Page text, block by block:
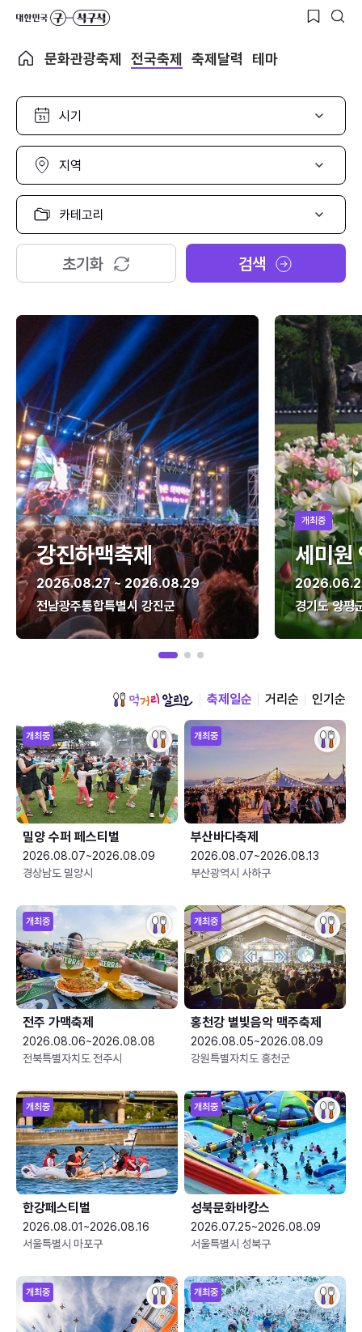
문화관광축제 전국축제 축제달력 테마
시
선
택
지
선
택
카
고
리
택
초기화 검색
강진하맥축제
2026.08.27 ~ 2026.08.29
전남광주통합특별시 강진군
개최중
세미원
경기도 양평
축제일순 거리순 인기순
개최중
밀양 수퍼 페스티벌
2026.08.07~2026.08.09
경상남도 밀양시
개최중
부산바다축제
2026.08.07~2026.08.13
부산광역시 사하구
개최중
전주 가맥축제
2026.08.06~2026.08.08
전북특별자치도 전주시
개최중
홍천강 별빛음악 맥주축제
2026.08.05~2026.08.09
강원특별자치도 홍천군
개최중
한강페스티벌
2026.08.01~2026.08.16
서울특별시 마포구
개최중
성북문화바캉스
2026.07.25~2026.08.09
서울특별시 성북구
개최중 개최중